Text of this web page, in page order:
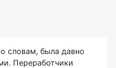
словам, была давно
Переработчики